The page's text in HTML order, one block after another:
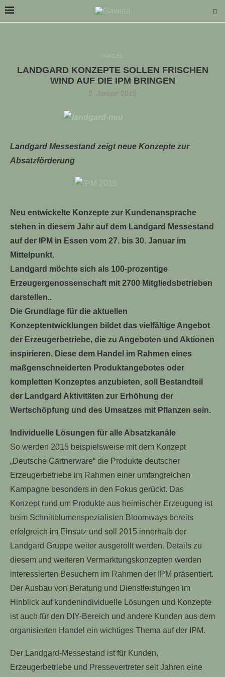
LANDGARD KONZEPTE SOLLEN FRISCHEN
WIND AUF DIE IPM BRINGEN
2. Januar 2015
Landgard Messestand zeigt neue Konzepte zur
Absatzförderung
Neu entwickelte Konzepte zur Kundenansprache
stehen in diesem Jahr auf dem Landgard Messestand
auf der IPM in Essen vom 27. bis 30. Januar im
Mittelpunkt.
Landgard möchte sich als 100-prozentige
Erzeugergenossenschaft mit 2700 Mitgliedsbetrieben
darstellen..
Die Grundlage für die aktuellen
Konzeptentwicklungen bildet das vielfältige Angebot
der Erzeugerbetriebe, die zu Angeboten und Aktionen
inspirieren. Diese dem Handel im Rahmen eines
maßgenschneiderten Produktangebotes oder
kompletten Konzeptes anzubieten, soll Bestandteil
der Landgard Aktivitäten zur Erhöhung der
Wertschöpfung und des Umsatzes mit Pflanzen sein.
Individuelle Lösungen für alle Absatzkanäle
So werden 2015 beispielsweise mit dem Konzept
„Deutsche Gärtnerware“ die Produkte deutscher
Erzeugerbetriebe im Rahmen einer umfangreichen
Kampagne besonders in den Fokus gerückt. Das
Konzept rund um Produkte aus heimischer Erzeugung ist
beim Schnittblumenspezialisten Bloomways bereits
erfolgreich im Einsatz und soll 2015 innerhalb der
Landgard Gruppe weiter ausgerollt werden. Details zu
diesem und weiteren Vermarktungskonzepten werden
interessierten Besuchern im Rahmen der IPM präsentiert.
Der Ausbau von Beratung und Dienstleistungen im
Hinblick auf kundenindividuelle Lösungen und Konzepte
ist auch für den DIY-Bereich und andere Kunden aus dem
organisierten Handel ein wichtiges Thema auf der IPM.
Der Landgard-Messestand ist für Kunden,
Erzeugerbetriebe und Pressevertreter seit Jahren eine